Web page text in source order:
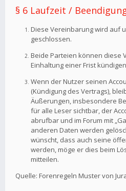
§ 6 Laufzeit /
Diese Vereinbarung wird auf
geschlossen.
Beide Parteien können diese
Einhaltung einer Frist
Wenn der Nutzer seinen
(Kündigung des Vertrags),
Äußerungen, insbesondere
für alle Leser sichtbar, der
abrufbar und im Forum mit
anderen Daten werden
wünscht, dass auch seine
werden, möge er dies beim
mitteilen.
Quelle: Forenregeln Muster von